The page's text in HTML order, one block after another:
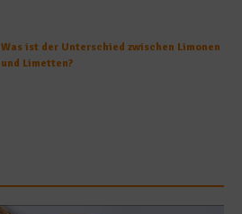
Was ist der Unterschied zwischen Limonen
und Limetten?